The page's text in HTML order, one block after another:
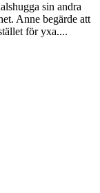
sin andra
Anne begärde att
för yxa....